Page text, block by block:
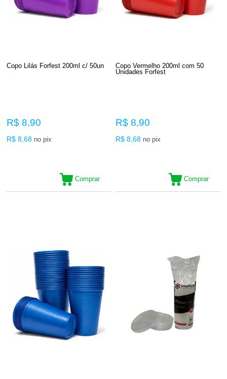
Copo Lilás Forfest 200ml c/ 50un
R$ 8,90
R$ 8,68 no pix
Comprar
Copo Vermelho 200ml com 50
Unidades Forfest
R$ 8,90
R$ 8,68 no pix
Comprar